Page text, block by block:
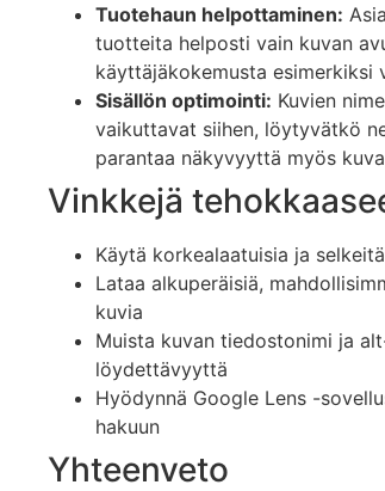
Tuotehaun helpottaminen:
tuotteita helposti vain kuvan
käyttäjäkokemusta esimerkiksi
Sisällön optimointi: Kuvien
vaikuttavat siihen, löytyvätkö
parantaa näkyvyyttä myös
Vinkkejä
Käytä korkealaatuisia ja
Lataa alkuperäisiä,
kuvia
Muista kuvan tiedostonimi ja
löydettävyyttä
Hyödynnä Google Lens -
hakuun
Yhteenveto